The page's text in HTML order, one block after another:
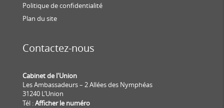
Politique de confidentialité
Plan du site
Contactez-nous
Cabinet de l'Union
Les Ambassadeurs – 2 Allées des Nymphéas
31240 L’Union
Tél :Afficher le numéro